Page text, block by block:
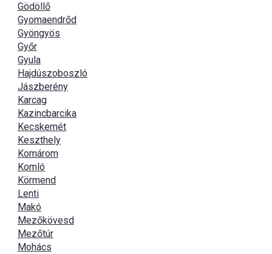
Gödöllő
Gyomaendrőd
Gyöngyös
Győr
Gyula
Hajdúszoboszló
Jászberény
Karcag
Kazincbarcika
Kecskemét
Keszthely
Komárom
Komló
Körmend
Lenti
Makó
Mezőkövesd
Mezőtúr
Mohács